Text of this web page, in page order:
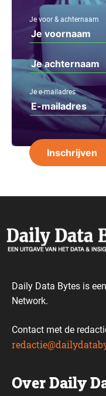
Je voor & achternaam
Je e-mailadres
Daily Data Bytes is
Network.
Contact met de
Over Daily